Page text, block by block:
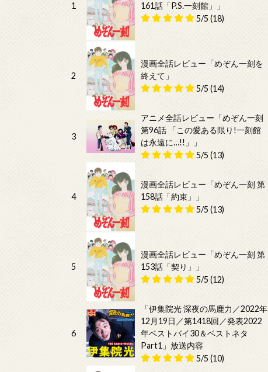
1
161話「P.S.一刻館」」
5/5 (18)
2
漫画全話レビュー「めぞん一刻を
終えて」
5/5 (14)
3
アニメ全話レビュー「めぞん一刻
第96話 「この愛ある限り!一刻館
は永遠に…!!」」
5/5 (13)
4
漫画全話レビュー「めぞん一刻 第
158話「約束」」
5/5 (13)
5
漫画全話レビュー「めぞん一刻 第
153話「契り」」
5/5 (12)
6
「伊集院光 深夜の馬鹿力／2022年
12月19日／第1418回／発表2022
年ベストバイ30＆ベストネタ
Part1」放送内容
5/5 (10)